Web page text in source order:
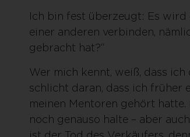
Ich bin fest überzeugt: Es wird
einer anderen verbinden,
gebracht hat?“
Wer mich kennt, weiß, dass
schlicht daran, dass ich früher
meinen Mentoren gehört
noch genauso halte – aber